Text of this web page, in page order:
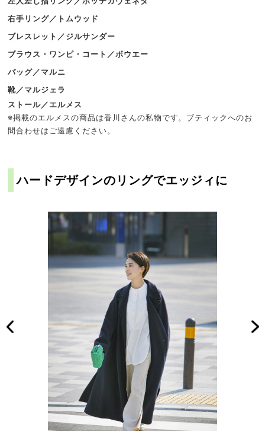
右手リング／トムウッド
ブレスレット／ジルサンダー
ブラウス・ワンピ・コート／ボウエー
バッグ／マルニ
靴／マルジェラ
ストール／エルメス
※掲載のエルメスの商品は香川さんの私物です。ブティックへのお
問合わせはご遠慮ください。
ハードデザインのリングでエッジィに